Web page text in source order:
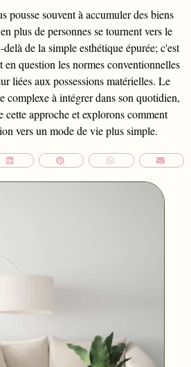
pousse souvent à accumuler des biens
plus de personnes se tournent vers le
de la simple esthétique épurée; c'est
question les normes conventionnelles
liées aux possessions matérielles. Le
complexe à intégrer dans son quotidien,
cette approche et explorons comment
vers un mode de vie plus simple.